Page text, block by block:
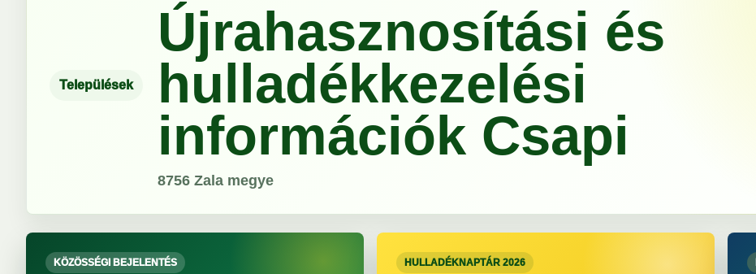
Települések
Újrahasznosítási és
hulladékkezelési
információk Csapi
8756 Zala megye
KÖZÖSSÉGI BEJELENTÉS HULLADÉKNAPTÁR 2026